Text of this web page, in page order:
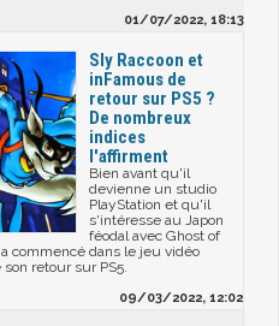
01/07/2022, 18:13
Sly Raccoon et
inFamous de
retour sur PS5 ?
De nombreux
indices
l'affirment
Bien avant qu'il
devienne un studio
PlayStation et qu'il
s'intéresse au Japon
féodal avec Ghost of
commencé dans le jeu vidéo
retour sur PS5.
09/03/2022, 12:02